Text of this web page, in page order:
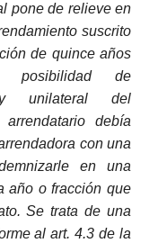
pone de relieve en
suscrito
de quince años
posibilidad de
y unilateral del
debía
con una
en una
año o fracción que
Se trata de una
al art. 4.3 de la